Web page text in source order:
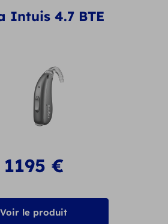
Intuis 4.7 BTE
1195 €
Voir le produit